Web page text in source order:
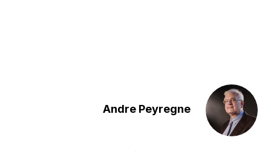
Andre Peyregne